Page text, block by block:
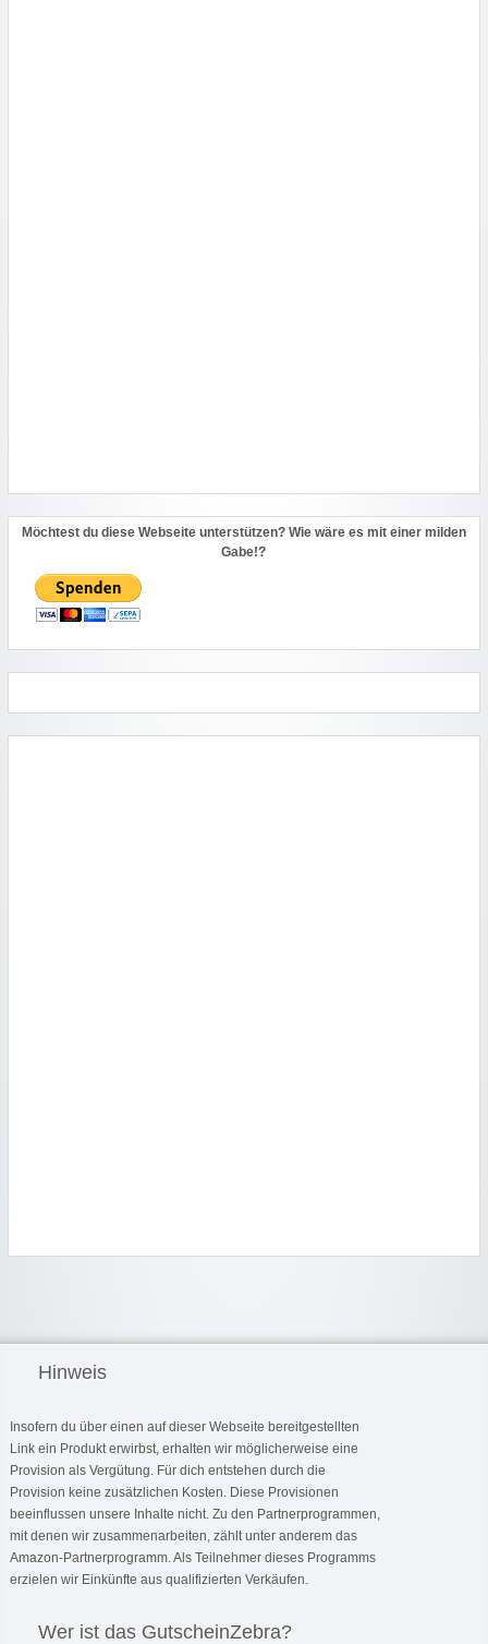
Möchtest du diese Webseite unterstützen? Wie wäre es mit einer milden
Gabe!?
Hinweis
Insofern du über einen auf dieser Webseite bereitgestellten
Link ein Produkt erwirbst, erhalten wir möglicherweise eine
Provision als Vergütung. Für dich entstehen durch die
Provision keine zusätzlichen Kosten. Diese Provisionen
beeinflussen unsere Inhalte nicht. Zu den Partnerprogrammen,
mit denen wir zusammenarbeiten, zählt unter anderem das
Amazon-Partnerprogramm. Als Teilnehmer dieses Programms
erzielen wir Einkünfte aus qualifizierten Verkäufen.
Wer ist das GutscheinZebra?